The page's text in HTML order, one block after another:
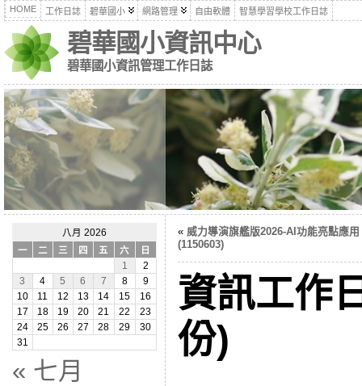
HOME 工作日誌 碧華國小 網路管理 自由軟體 智慧學習學校工作日誌
碧華國小資訊中心
碧華國小資訊管理工作日誌
八月 2026
一
二 三 四 五 六
日
1
2
3
4 5 6 7 8
9
10
11 12 13 14 15
16
17
18 19 20 21 22
23
24
25 26 27 28 29
30
31
« 七月
« 威力導演旗艦版2026-AI功能亮點應用
(1150603)
資訊工作
份)